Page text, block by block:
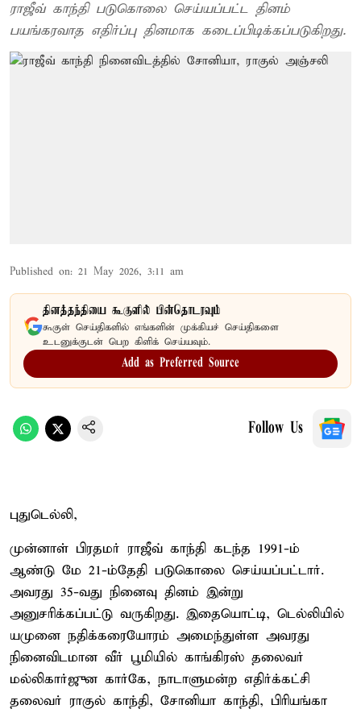
ராஜீவ் காந்தி படுகொலை செய்யப்பட்ட தினம்
பயங்கரவாத எதிர்ப்பு தினமாக கடைப்பிடிக்கப்படுகிறது.
Published on: 21 May 2026, 3:11 am
தினத்தந்தியை கூகுளில் பின்தொடரவும்
கூகுள் செய்திகளில் எங்களின் முக்கியச் செய்திகளை
உடனுக்குடன் பெற கிளிக் செய்யவும்.
Add as Preferred Source
Follow Us
புதுடெல்லி,
முன்னாள் பிரதமர் ராஜீவ் காந்தி கடந்த 1991-ம்
ஆண்டு மே 21-ம்தேதி படுகொலை செய்யப்பட்டார்.
அவரது 35-வது நினைவு தினம் இன்று
அனுசரிக்கப்பட்டு வருகிறது. இதையொட்டி, டெல்லியில்
யமுனை நதிக்கரையோரம் அமைந்துள்ள அவரது
நினைவிடமான வீர் பூமியில் காங்கிரஸ் தலைவர்
மல்லிகார்ஜுன கார்கே, நாடாளுமன்ற எதிர்க்கட்சி
தலைவர் ராகுல் காந்தி, சோனியா காந்தி, பிரியங்கா